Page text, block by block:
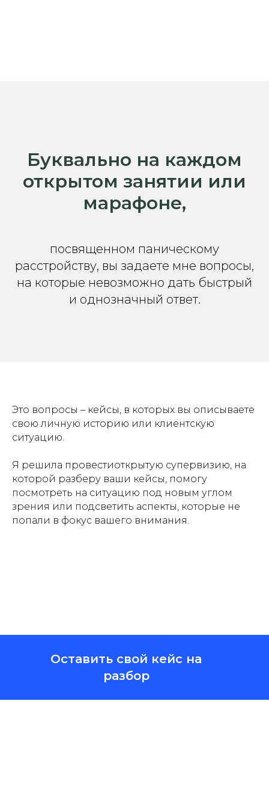
Буквально на каждом
открытом занятии или
марафоне,
посвященном паническому
расстройству, вы задаете мне вопросы,
на которые невозможно дать быстрый
и однозначный ответ.
Это вопросы – кейсы, в которых вы описываете
свою личную историю или клиентскую
ситуацию.
Я решила провестиоткрытую супервизию, на
которой разберу ваши кейсы, помогу
посмотреть на ситуацию под новым углом
зрения или подсветить аспекты, которые не
попали в фокус вашего внимания.
Оставить свой кейс на
разбор